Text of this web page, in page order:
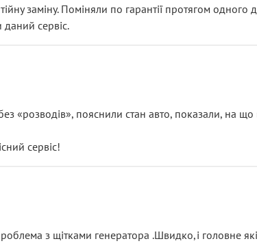
заміну. Поміняли по гарантії протягом одного
сервіс.
пояснили стан авто, показали, на що
сервіс!
з щітками генератора .Швидко,і головне